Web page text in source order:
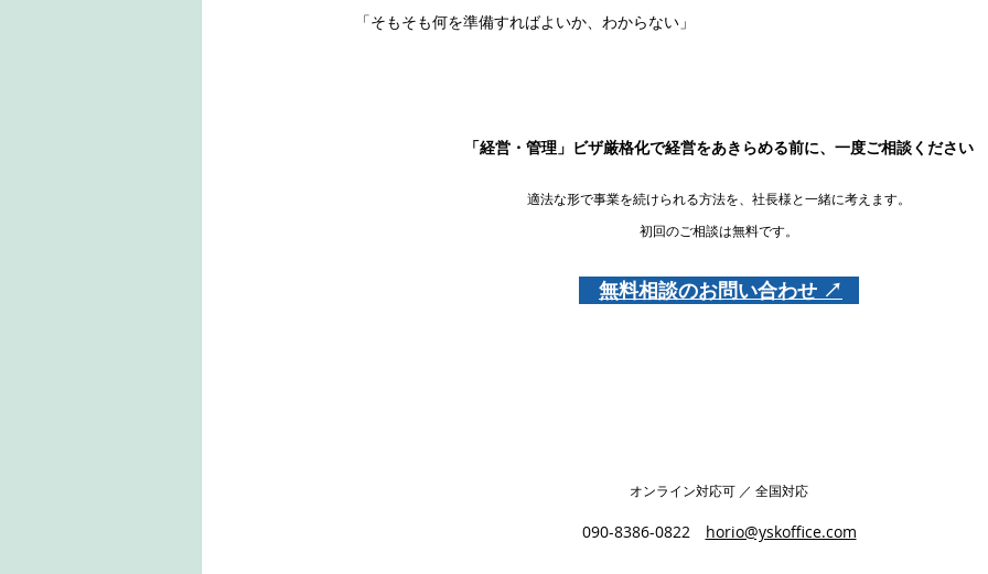
	「そもそも何を準備すればよいか、わからない」
「経営・管理」ビザ厳格化で経営をあきらめる前に、一度ご相談ください
適法な形で事業を続けられる方法を、社長様と一緒に考えます。
初回のご相談は無料です。
無料相談のお問い合わせ ↗
オンライン対応可 ／ 全国対応
090-8386-0822 horio@yskoffice.com